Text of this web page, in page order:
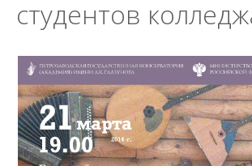
студентов